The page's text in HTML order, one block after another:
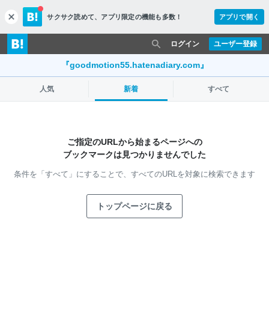
c
l
o
s
サクサク読めて、 アプリ限定の機能も多数！ アプリで開く
ユーザー登録
ログイン
『goodmotion55.hatenadiary.com』
人気 新着 すべて
ご指定のURLから始まるページへの
ブックマークは見つかりませんでした
条件を「すべて」にすることで、 すべてのURLを対象に検索できます
トップページに戻る